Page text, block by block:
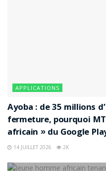
APPLICATIONS
Ayoba : de 35 millions
fermeture, pourquoi
africain » du Google
14 JUILLET 2026 2K